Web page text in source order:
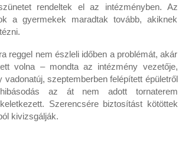
rendeltek el az intézményben. Az
a gyermekek maradtak tovább, akiknek
reggel nem észleli időben a problémát, akár
volna – mondta az intézmény vezetője,
vadonatúj, szeptemberben felépített épületről
az át nem adott tornaterem
Szerencsére biztosítást kötöttek
kivizsgálják.